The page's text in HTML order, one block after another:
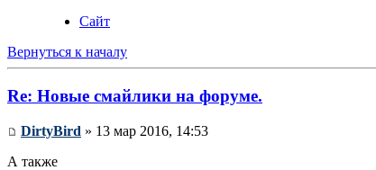
Сайт
Вернуться к началу
Re: Новые смайлики на форуме.
DirtyBird » 13 мар 2016, 14:53
А также